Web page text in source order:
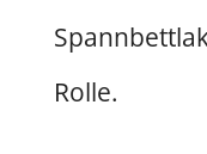
Rolle.